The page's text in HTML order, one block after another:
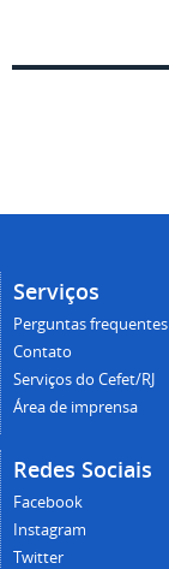
Serviços
Perguntas frequentes
Contato
Serviços do Cefet/RJ
Área de imprensa
Redes Sociais
Facebook
Instagram
Twitter